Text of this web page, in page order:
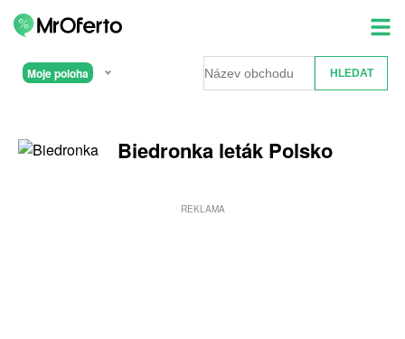
Moje poloha
Biedronka leták Polsko
REKLAMA